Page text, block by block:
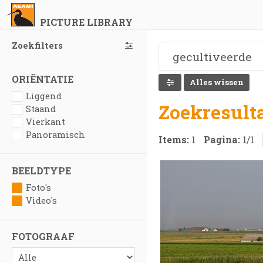
PICTURE LIBRARY
Zoekfilters
ORIËNTATIE
Liggend
Staand
Vierkant
Panoramisch
BEELDTYPE
Foto's
Video's
FOTOGRAAF
Alles wissen
Items: 1 Pagina: 1/1